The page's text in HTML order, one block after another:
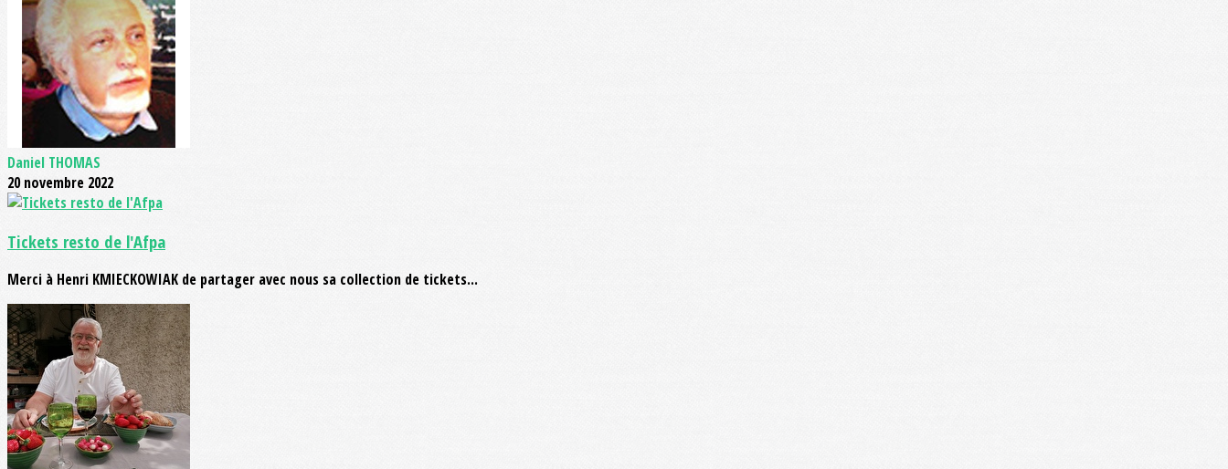
Daniel THOMAS
20 novembre 2022
Tickets resto de l'Afpa
Merci à Henri KMIECKOWIAK de partager avec nous sa collection de tickets...